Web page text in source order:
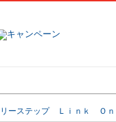
ーステップ Ｌｉｎｋ Ｏ